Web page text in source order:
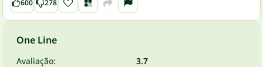
600 278
One Line
Avaliação:
3.7